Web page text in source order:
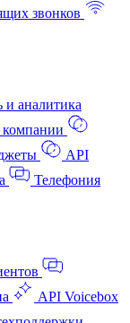
звонков
и аналитика
компании
API
Телефония
API Voicebox